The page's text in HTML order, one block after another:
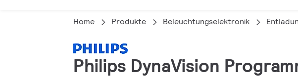
Home Produkte Beleuchtungselektronik
Philips DynaVision